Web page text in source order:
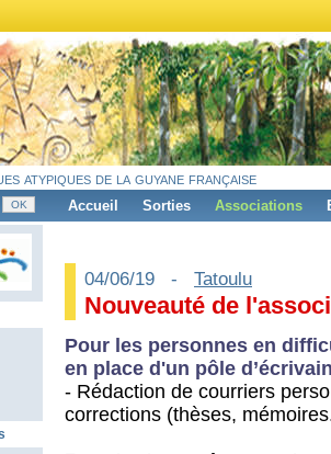
atypiques de la guyane française
Accueil Sorties Associations
04/06/19 - Tatoulu
Nouveauté de
Pour les personnes en
en place d'un pôle
- Rédaction de courriers
corrections (thèses,